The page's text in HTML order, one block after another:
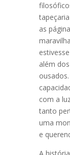
as
além
com a
tanto
uma
e